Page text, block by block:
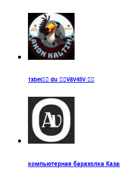
1xbet🏴‍☠️ du 🏴‍☠️V8V45V 🏴‍☠️
компьютерная барахолка